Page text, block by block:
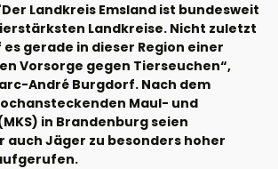
Landkreis Emsland ist bundesweit
Landkreise. Nicht zuletzt
gerade in dieser Region einer
Vorsorge gegen Tierseuchen“,
André Burgdorf. Nach dem
Maul- und
in Brandenburg seien
auch Jäger zu besonders hoher